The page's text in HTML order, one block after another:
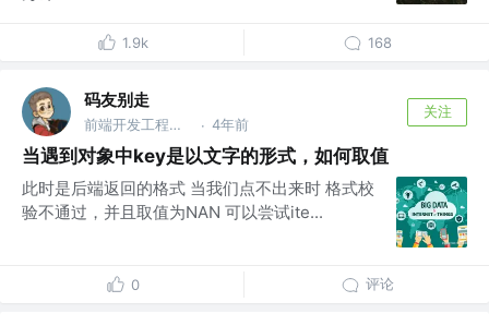
1.9k 168
码友别走
前端开发工程师 @武汉大势智慧科技有限公司 · 4年前
关注
当遇到对象中key是以文字的形式，如何取值
此时是后端返回的格式 当我们点不出来时 格式校
验不通过，并且取值为NAN 可以尝试ite...
0 评论